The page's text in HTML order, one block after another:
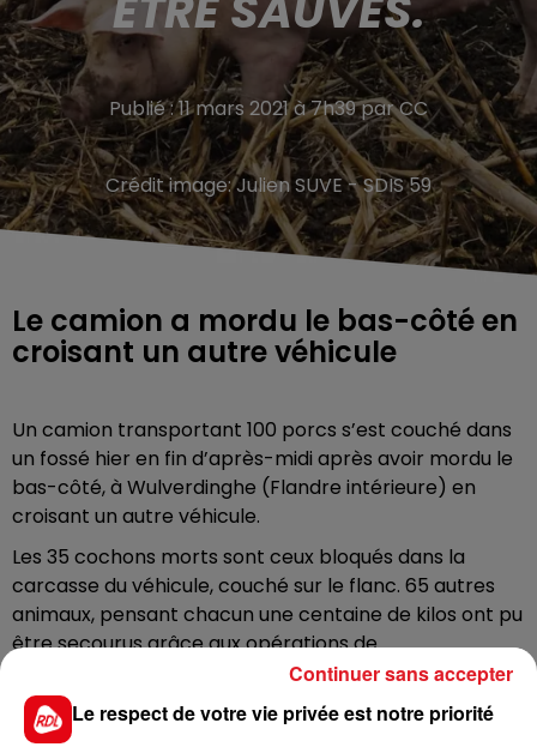
Publié : 11 mars 2021 à 7h39 par CC
Crédit image:Julien SUVE - SDIS 59
Le camion a mordu le bas-côté en
croisant un autre véhicule
Un camion transportant 100 porcs s’est couché dans
un fossé hier en fin d’après-midi après avoir mordu le
bas-côté, à Wulverdinghe (Flandre intérieure) en
croisant un autre véhicule.
Les 35 cochons morts sont ceux bloqués dans la
carcasse du véhicule, couché sur le flanc. 65 autres
animaux, pensant chacun une centaine de kilos ont pu
être secourus grâce aux opérations de
désincarcération longues et délicates, menées par les
sapeurs-pompiers des arrondissements de
Dunkerque et Saint-Omer.
Le respect de votre vie privée est notre priorité
Continuer sans accepter